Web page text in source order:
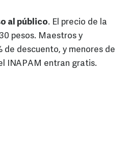
al público. El precio de la
pesos. Maestros y
de descuento, y menores de
INAPAM entran gratis.